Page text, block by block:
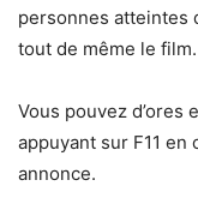
personnes atteintes
tout de même le
Vous pouvez d’ores
appuyant sur F11
annonce.